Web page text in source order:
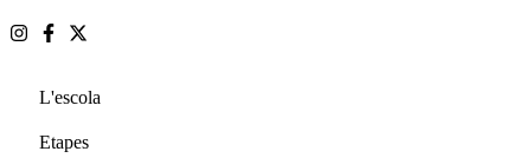
L'escola
Etapes